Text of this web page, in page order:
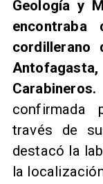
Geología y
encontraba
cordillerano
Carabineros.
confirmada
través de
destacó la
la